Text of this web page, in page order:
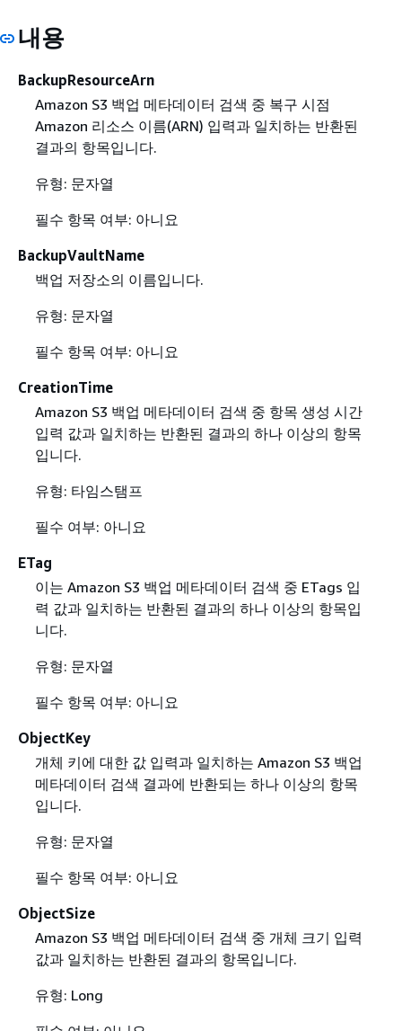
내용
BackupResourceArn
Amazon S3 백업 메타데이터 검색 중 복구 시점
Amazon 리소스 이름(ARN) 입력과 일치하는 반환된
결과의 항목입니다.
유형: 문자열
필수 항목 여부: 아니요
BackupVaultName
백업 저장소의 이름입니다.
유형: 문자열
필수 항목 여부: 아니요
CreationTime
Amazon S3 백업 메타데이터 검색 중 항목 생성 시간
입력 값과 일치하는 반환된 결과의 하나 이상의 항목
입니다.
유형: 타임스탬프
필수 여부: 아니요
ETag
이는 Amazon S3 백업 메타데이터 검색 중 ETags 입
력 값과 일치하는 반환된 결과의 하나 이상의 항목입
니다.
유형: 문자열
필수 항목 여부: 아니요
ObjectKey
개체 키에 대한 값 입력과 일치하는 Amazon S3 백업
메타데이터 검색 결과에 반환되는 하나 이상의 항목
입니다.
유형: 문자열
필수 항목 여부: 아니요
ObjectSize
Amazon S3 백업 메타데이터 검색 중 개체 크기 입력
값과 일치하는 반환된 결과의 항목입니다.
유형: Long